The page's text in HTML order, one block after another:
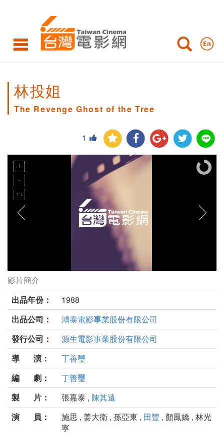
林投姐
The Revenge Ghost of the Tree
1
林投姐劇照
影片簡介
出品年份：
1988
出品公司：
鴻泰電影事業股份有限公司
發行公司：
源生電影事業股份有限公司
導 演：
丁善璽
編 劇：
丁善璽
製 片：
張嘉泰 , 陳其遠
演 員：
施思 , 姜大衛 , 孫亞東 , 田豐 , 顏鳳嬌 , 林光
寧